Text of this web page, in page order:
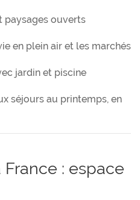
paysages ouverts
en plein air et les marchés
jardin et piscine
séjours au printemps, en
: espace